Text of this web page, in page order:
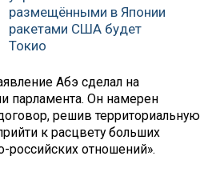
размещёнными в Японии
ракетами США будет
Токио
Абэ сделал на
парламента. Он намерен
решив территориальную
к расцвету больших
российских отношений».